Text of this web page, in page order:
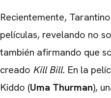
Recientemente,
películas, revelando no
también afirmando que
creado Kill Bill. En la
Kiddo (Uma Thurman),